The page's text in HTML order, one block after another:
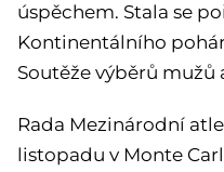
úspěchem. Stala se
Kontinentálního
Soutěže výběrů mužů
Rada Mezinárodní
listopadu v Monte